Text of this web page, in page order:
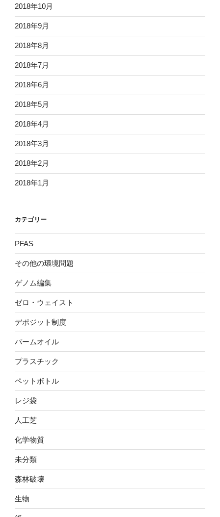
2018年10月
2018年9月
2018年8月
2018年7月
2018年6月
2018年5月
2018年4月
2018年3月
2018年2月
2018年1月
カテゴリー
PFAS
その他の環境問題
ゲノム編集
ゼロ・ウェイスト
デポジット制度
パームオイル
プラスチック
ペットボトル
レジ袋
人工芝
化学物質
未分類
森林破壊
生物